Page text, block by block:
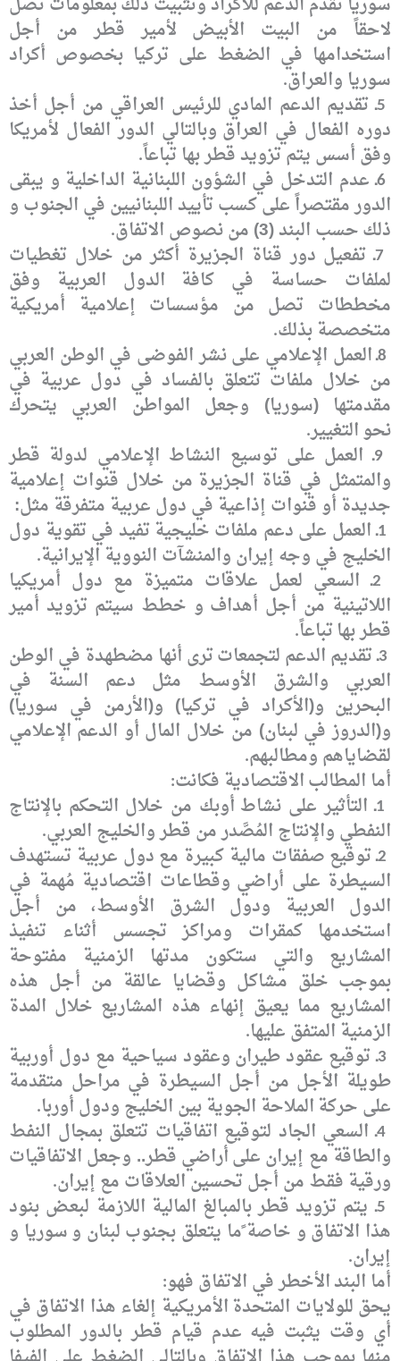
لاحقاً من البيت الأبيض لأمير قطر من أجل
استخدامها في الضغط على تركيا بخصوص أكراد
سوريا والعراق.
5ـ تقديم الدعم المادي للرئيس العراقي من أجل أخذ
دوره الفعال في العراق وبالتالي الدور الفعال لأمريكا
وفق أسس يتم تزويد قطر بها تباعاً.
6ـ عدم التدخل في الشؤون اللبنانية الداخلية و يبقى
الدور مقتصراً على كسب تأييد اللبنانيين في الجنوب و
ذلكحسب البند (3) من نصوص الاتفاق
.
7ـ تفعيل دور قناة الجزيرة أكثر من خلال تغطيات
لملفات حساسة في كافة الدول العربية وفق
مخططات تصل من مؤسسات إعلامية أمريكية
متخصصة بذلك.
8ـالعمل الإعلامي على نشر الفوضى في الوطن العربي
من خلال ملفات تتعلق بالفساد في دول عربية في
مقدمتها (سوريا) وجعل المواطن العربي يتحرك
نحوالتغيير.
9ـ العمل على توسيع النشاط الإعلامي لدولة قطر
والمتمثل في قناة الجزيرة من خلال قنوات إعلامية
جديدة أو قنوات إذاعية في دول عربية متفرقة مثل:
1ـ العمل على دعم ملفاتخليجية تفيد في تقوية دول
الخليج في وجه إيران والمنشآت النووية الإيرانية.
2ـ السعي لعمل علاقات متميزة مع دول أمريكيا
اللاتينية من أجل أهداف و خطط سيتم تزويد أمير
قطر بهاتباعاً.
3ـ تقديم الدعم لتجمعاتترى أنها مضطهدة في الوطن
العربي والشرق الأوسط مثل دعم السنة في
البحرين و(الأكراد في تركيا) و(الأرمن في سوريا)
و(الدروز في لبنان) من خلال المال أو الدعمالإعلامي
لقضاياهم ومطالبهم.
أما المطالبالاقتصادية فكانت:
1ـ التأثير على نشاط أوبك من خلال التحكم بالإنتاج
النفطي والإنتاج المُصَّدر من قطر والخليج العربي.
2ـتوقيع صفقات مالية كبيرة مع دول عربية تستهدف
السيطرة على أراضي وقطاعات اقتصادية مُهمة في
الدول العربية ودول الشرق الأوسط، من أجل
استخدمها كمقرات ومراكز تجسس أثناء تنفيذ
المشاريع والتي ستكون مدتها الزمنية مفتوحة
بموجب خلق مشاكل وقضايا عالقة من أجل هذه
المشاريع مما يعيق إنهاء هذه المشاريع خلال المدة
الزمنية المتفق عليها.
3ـ توقيع عقود طيرانوعقود سياحية مع دول أوربية
طويلة الأجل من أجل السيطرة في مراحل متقدمة
على حركةالملاحة الجوية بين الخليج ودول أوربا.
4ـ السعي الجاد لتوقيع اتفاقيات تتعلق بمجال النفط
والطاقة مع إيران علىأراضي قطر.. وجعل الاتفاقيات
ورقية فقط من أجل تحسين العلاقات مع إيران.
5ـ يتم تزويد قطربالمبالغ المالية اللازمة لبعض بنود
هذا الاتفاق و خاصة ًما يتعلق بجنوب لبنان وسوريا و
إيران.
أما البندالأخطر في الاتفاق فهو:
يحق للولايات المتحدةالأمريكية إلغاء هذا الاتفاق في
أي وقت يثبت فيه عدم قيام قطر بالدور المطلوب